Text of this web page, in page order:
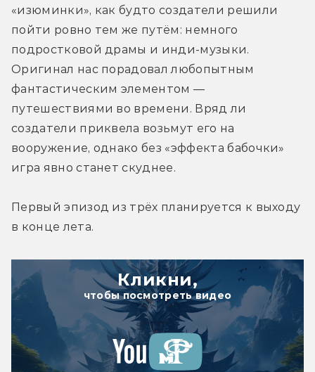
«изюминки», как будто создатели решили
пойти ровно тем же путём: немного
подростковой драмы и инди-музыки.
Оригинал нас порадовал любопытным
фантастическим элементом —
путешествиями во времени. Вряд ли
создатели приквела возьмут его на
вооружение, однако без «эффекта бабочки»
игра явно станет скуднее.
Первый эпизод из трёх планируется к выходу
в конце лета.
Кликни,
чтобы посмотреть видео